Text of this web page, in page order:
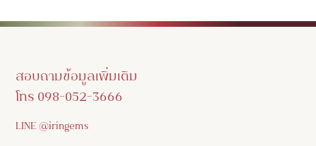
สอบถามข้อมูลเพิ่มเติม
โทร 098-052-3666
LINE @iringems